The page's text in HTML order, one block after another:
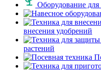
Оборудование
внесения удобрений
растений